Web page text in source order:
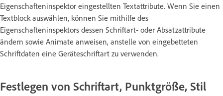
Eigenschafteninspektor eingestellten Textattribute. Wenn Sie einen
Textblock auswählen, können Sie mithilfe des
Eigenschafteninspektors dessen Schriftart- oder Absatzattribute
ändern sowie Animate anweisen, anstelle von eingebetteten
Schriftdaten eine Geräteschriftart zu verwenden.
Festlegen von Schriftart, Punktgröße, Stil